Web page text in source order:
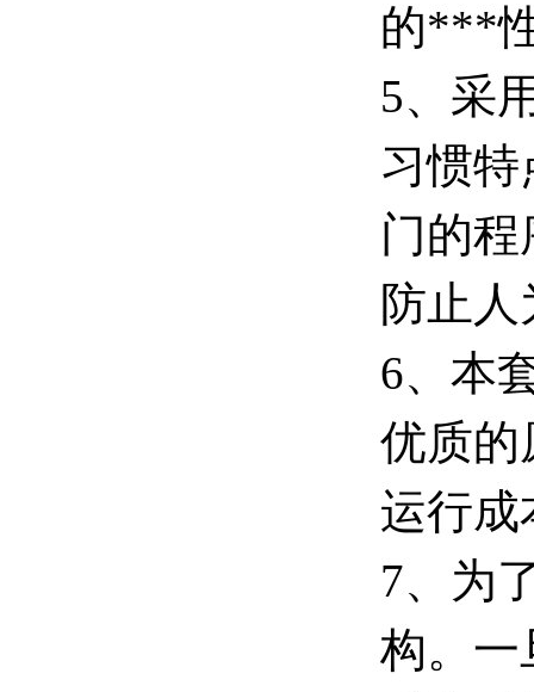
的***
5、采
习惯
门的
防止
6、本
优质的
运行成
7、为
构。一